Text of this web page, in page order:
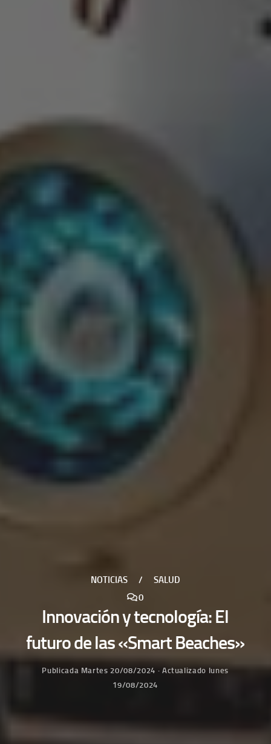
NOTICIAS /
SALUD
0
Innovación y tecnología: El
futuro de las «Smart Beaches»
Publicada Martes 20/08/2024 · Actualizado lunes
19/08/2024